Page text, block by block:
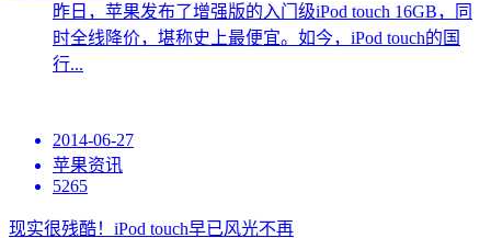
昨日，苹果发布了增强版的入门级iPod touch 16GB，同
时全线降价，堪称史上最便宜。如今，iPod touch的国
行...
2014-06-27
苹果资讯
5265
现实很残酷！iPod touch早已风光不再